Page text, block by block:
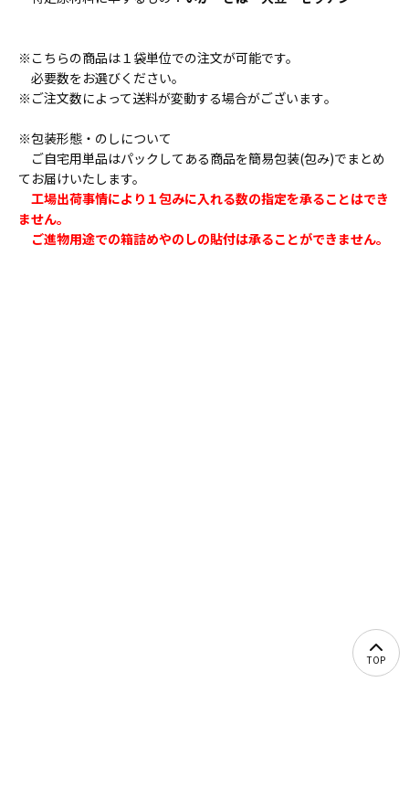
※こちらの商品は１袋単位での注文が可能です。
必要数をお選びください。
※ご注文数によって送料が変動する場合がございます｡
※包装形態・のしについて
ご自宅用単品はパックしてある商品を簡易包装(包み)でまとめ
てお届けいたします。
工場出荷事情により１包みに入れる数の指定を承ることはでき
ません。
ご進物用途での箱詰めやのしの貼付は承ることができません。